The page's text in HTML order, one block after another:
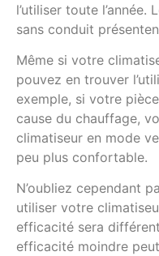
l’utiliser toute
sans conduit
Même si votre
pouvez en trouver
exemple, si votre
cause du chauffage,
climatiseur en mode
peu plus confortable.
N’oubliez cependant
utiliser votre
efficacité sera
efficacité moindre